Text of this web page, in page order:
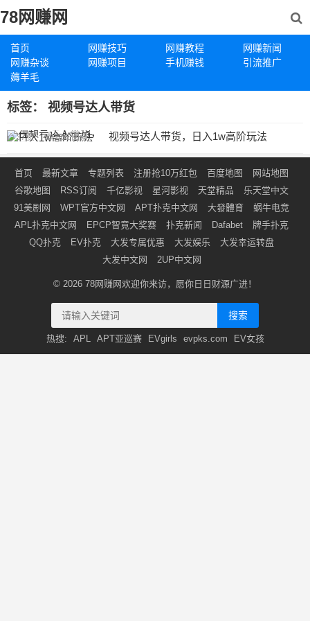
78网赚网
首页 网赚技巧 网赚教程
网赚新闻
网赚杂谈
网赚项目 手机赚钱
引流推广
薅羊毛
标签： 视频号达人带货
视频号达人带货，日入1w高阶玩法
37赞 461阅读
首页 最新文章 专题列表 注册抢10万红包 百度地图
网站地图
谷歌地图
RSS订阅 千亿影视 星河影视 天堂精品
乐天堂中文
91美剧网
WPT官方中文网 APT扑克中文网 大發體育
蜗牛电竞
APL扑克中文网
EPCP智竟大奖赛 扑克新闻 Dafabet
牌手扑克
QQ扑克
EV扑克 大发专属优惠 大发娱乐
大发幸运转盘
大发中文网
2UP中文网
© 2026 78网赚网欢迎你来访，愿你日日财源广进！
搜索
热搜: APL APT亚巡赛 EVgirls evpks.com EV女孩